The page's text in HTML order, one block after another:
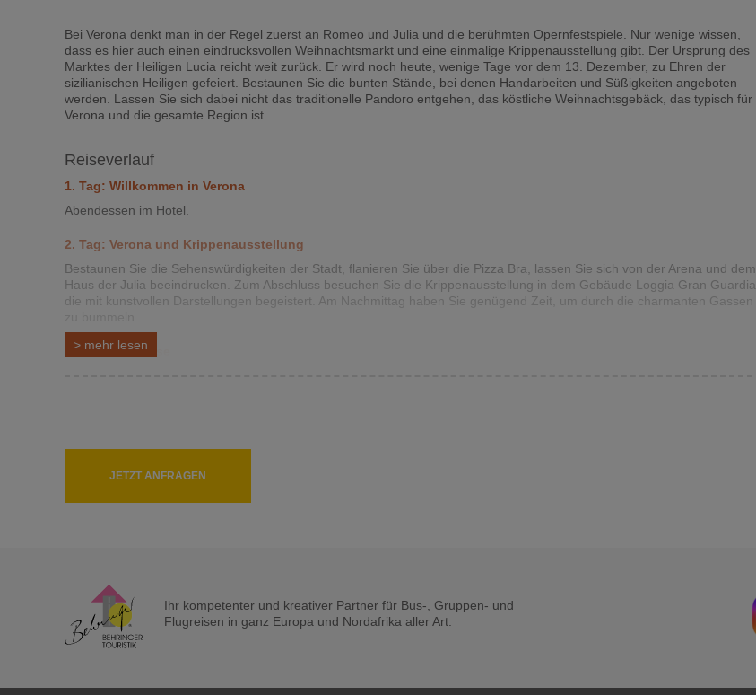
Bei Verona denkt man in der Regel zuerst an Romeo und Julia und die berühmten Opernfestspiele. Nur wenige wissen,
dass es hier auch einen eindrucksvollen Weihnachtsmarkt und eine einmalige Krippenausstellung gibt. Der Ursprung des
Marktes der Heiligen Lucia reicht weit zurück. Er wird noch heute, wenige Tage vor dem 13. Dezember, zu Ehren der
sizilianischen Heiligen gefeiert. Bestaunen Sie die bunten Stände, bei denen Handarbeiten und Süßigkeiten angeboten
werden. Lassen Sie sich dabei nicht das traditionelle Pandoro entgehen, das köstliche Weihnachtsgebäck, das typisch für
Verona und die gesamte Region ist.
Reiseverlauf
1. Tag: Willkommen in Verona
Abendessen im Hotel.
2. Tag: Verona und Krippenausstellung
Bestaunen Sie die Sehenswürdigkeiten der Stadt, flanieren Sie über die Pizza Bra, lassen Sie sich von der Arena und dem
Haus der Julia beeindrucken. Zum Abschluss besuchen Sie die Krippenausstellung in dem Gebäude Loggia Gran Guardia,
die mit kunstvollen Darstellungen begeistert. Am Nachmittag haben Sie genügend Zeit, um durch die charmanten Gassen
3. Tag: Rückreise
> mehr lesen
JETZT ANFRAGEN
Ihr kompetenter und kreativer Partner für Bus-, Gruppen- und
Flugreisen in ganz Europa und Nordafrika aller Art.